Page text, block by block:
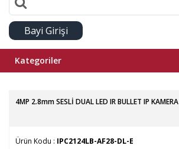
Bayi Girişi
Kategoriler
4MP 2.8mm SESLİ DUAL LED IR BULLET IP KAMERA
Ürün Kodu : IPC2124LB-AF28-DL-E